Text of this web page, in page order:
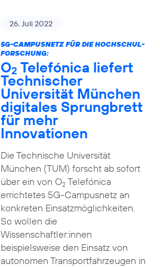
26. Juli 2022
5G-CAMPUSNETZ FÜR DIE HOCHSCHUL-
FORSCHUNG:
O2 Telefónica liefert
Technischer
Universität München
digitales Sprungbrett
für mehr
Innovationen
Die Technische Universität
München (TUM) forscht ab sofort
über ein von O2Telefónica
errichtetes 5G-Campusnetz an
konkreten Einsatzmöglichkeiten.
So wollen die
Wissenschaftler:innen
beispielsweise den Einsatz von
autonomen Transportfahrzeugen in